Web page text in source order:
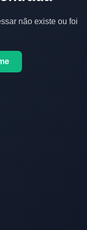
não existe ou foi